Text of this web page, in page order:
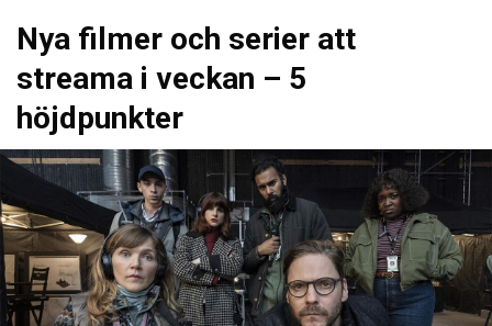
Nya filmer och serier att
streama i veckan – 5
höjdpunkter